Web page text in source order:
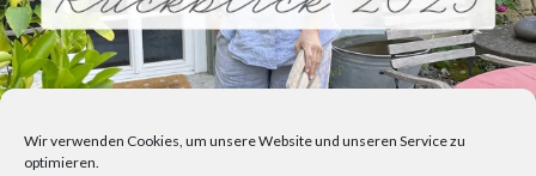
Wir verwenden Cookies, um unsere Website und unseren Service zu
optimieren.